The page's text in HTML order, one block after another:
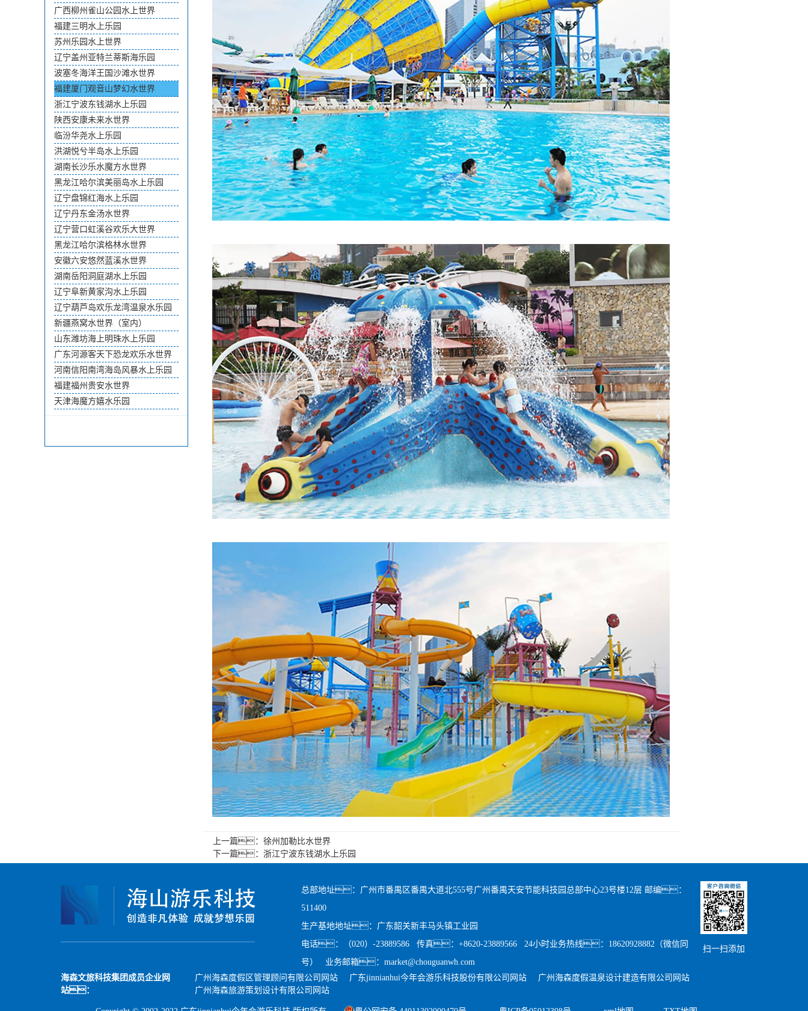
广西柳州雀山公园水上世界
福建三明水上乐园
苏州乐园水上世界
辽宁盖州亚特兰蒂斯海乐园
波塞冬海洋王国沙滩水世界
福建厦门观音山梦幻水世界
浙江宁波东钱湖水上乐园
陕西安康未来水世界
临汾华尧水上乐园
洪湖悦兮半岛水上乐园
湖南长沙乐水魔方水世界
黑龙江哈尔滨美丽岛水上乐园
辽宁盘锦红海水上乐园
辽宁丹东金汤水世界
辽宁营口虹溪谷欢乐大世界
黑龙江哈尔滨格林水世界
安徽六安悠然蓝溪水世界
湖南岳阳洞庭湖水上乐园
辽宁阜新黄家沟水上乐园
辽宁葫芦岛欢乐龙湾温泉水乐园
新疆燕窝水世界（室内）
山东潍坊海上明珠水上乐园
广东河源客天下恐龙欢乐水世界
河南信阳南湾海岛风暴水上乐园
福建福州贵安水世界
天津海魔方嬉水乐园
上一篇：徐州加勒比水世界
下一篇：浙江宁波东钱湖水上乐园
总部地址：广州市番禺区番禺大道北555号广州番禺天安节能科技园总部中心23号楼12层 邮编：
511400
生产基地地址：广东韶关新丰马头镇工业园
电话：（020）-23889586 传真：+8620-23889566 24小时业务热线：18620928882（微信同
号） 业务邮箱：market@chouguanwh.com
扫一扫添加
海森文旅科技集团成员企业网
站：
广州海森度假区管理顾问有限公司网站 广东jinnianhui今年会游乐科技股份有限公司网站
广州海森度假温泉设计建造有限公司网站
广州海森旅游策划设计有限公司网站